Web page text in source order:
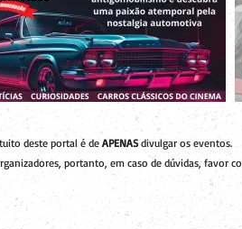
deste portal é deAPENASdivulgar os eventos.
portanto, em caso de dúvidas, favor